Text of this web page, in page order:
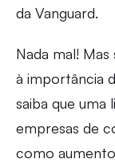
da Vanguard.
Nada mal!
à importância
saiba que uma
empresas de
como